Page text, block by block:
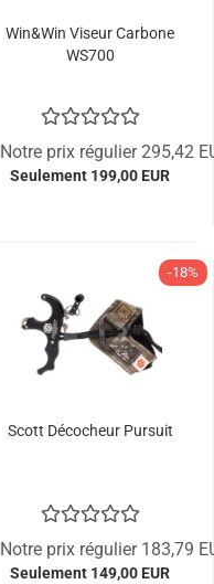
Win&Win Viseur Carbone
WS700
Notre prix régulier 295,42
Seulement 199,00 EUR
-18%
Scott Décocheur Pursuit
Notre prix régulier 183,79
Seulement 149,00 EUR